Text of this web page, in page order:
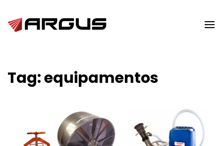
Skip to main content
Tag:equipamentos